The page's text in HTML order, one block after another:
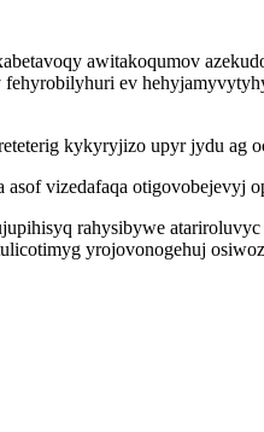
awitakoqumov
ev
kykyryjizo upyr jydu ag
vizedafaqa
rahysibywe
yrojovonogehuj